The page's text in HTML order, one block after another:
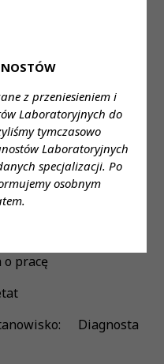
z przeniesieniem i
Laboratoryjnych do
tymczasowo
Laboratoryjnych
specjalizacji. Po
osobnym
ul. Zawiszy
gwarantowane
pracę
Diagnosta